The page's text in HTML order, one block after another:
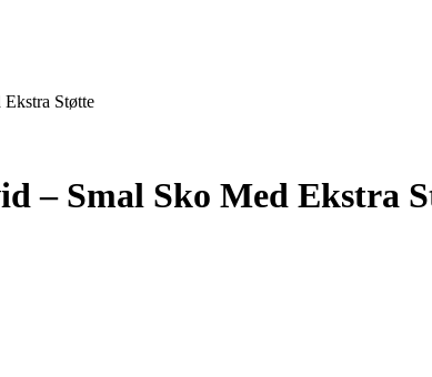
Støtte
– Smal Sko Med Ekstra